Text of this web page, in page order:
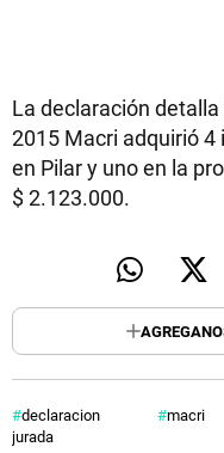
La declaración
2015 Macri adquirió
en Pilar y uno en la
$ 2.123.000.
declaracion
jurada
macri